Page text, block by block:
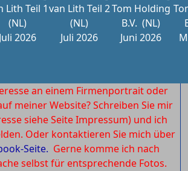
Lith Teil 1
(NL)
Juli 2026
van Lith Teil 2
(NL)
Juli 2026
Tom Holding
B.V. (NL)
Juni 2026
an einem Firmenportrait oder
meiner Website? Schreiben Sie mir
siehe Seite Impressum) und ich
Oder kontaktieren Sie mich über
Seite. Gerne komme ich nach
selbst für entsprechende Fotos.